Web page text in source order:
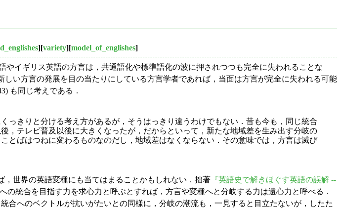
][variety][model_of_englishes]
やイギリス英語の方言は，共通語化や標準語化の波に押されつつも完全に失われることな
い方言の発展を目の当たりにしている方言学者であれば，当面は方言が完全に失われる可能
も同じ考えである．
っきりと分ける考え方があるが，そうはっきり違うわけでもない．昔も今も，同じ統合
，テレビ普及以後に大きくなったが，だからといって，新たな地域差を生み出す分岐の
とばはつねに変わるものなのだし，地域差はなくならない．その意味では，方言は滅び
世界の英語変種にも当てはまることかもしれない．拙著 『英語史で解きほぐす英語の誤解 --
の統合を目指す力を求心力と呼ぶとすれば，方言や変種へと分岐する力は遠心力と呼べる．
合へのベクトルが抗いがたいとの同様に，分岐の潮流も，一見すると目立たないが，したた